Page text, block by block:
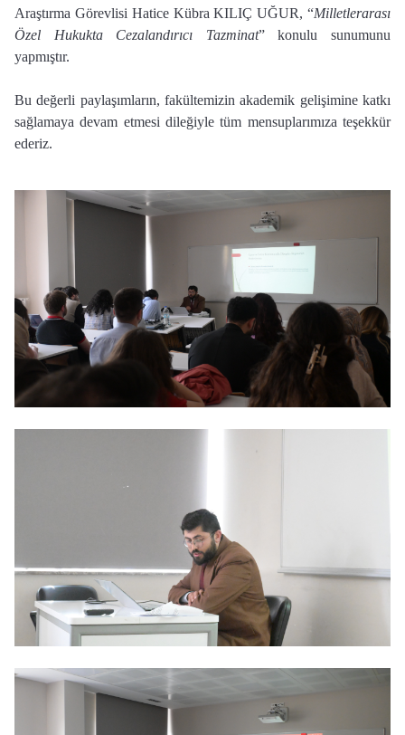
Araştırma Görevlisi Hatice Kübra KILIÇ UĞUR, “Milletlerarası
Özel Hukukta Cezalandırıcı Tazminat” konulu sunumunu
yapmıştır.
Bu değerli paylaşımların, fakültemizin akademik gelişimine katkı
sağlamaya devam etmesi dileğiyle tüm mensuplarımıza teşekkür
ederiz.